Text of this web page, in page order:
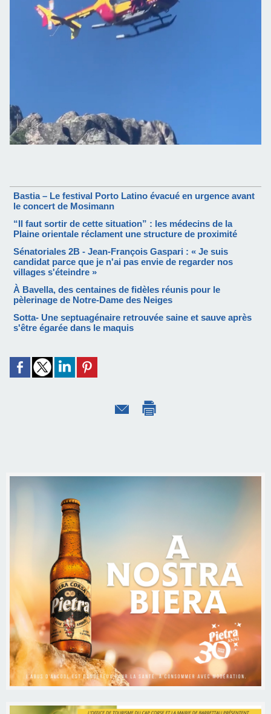
Bastia – Le festival Porto Latino évacué en urgence avant
le concert de Mosimann
“Il faut sortir de cette situation” : les médecins de la
Plaine orientale réclament une structure de proximité
Sénatoriales 2B - Jean-François Gaspari : « Je suis
candidat parce que je n'ai pas envie de regarder nos
villages s'éteindre »
À Bavella, des centaines de fidèles réunis pour le
pèlerinage de Notre-Dame des Neiges
Sotta- Une septuagénaire retrouvée saine et sauve après
s'être égarée dans le maquis